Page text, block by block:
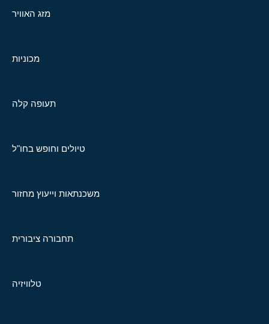
מזג האוויר
מכוניות
תעופה קלה
טיולים וחופש בחו"ל
משכנתאות וייעוץ מחזור
תחבורה ציבורית
טלוויזיה